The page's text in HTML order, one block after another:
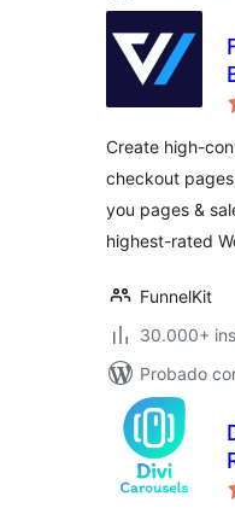
Create high-
checkout
you pages &
highest-rated
FunnelKit
30.000+
Probado